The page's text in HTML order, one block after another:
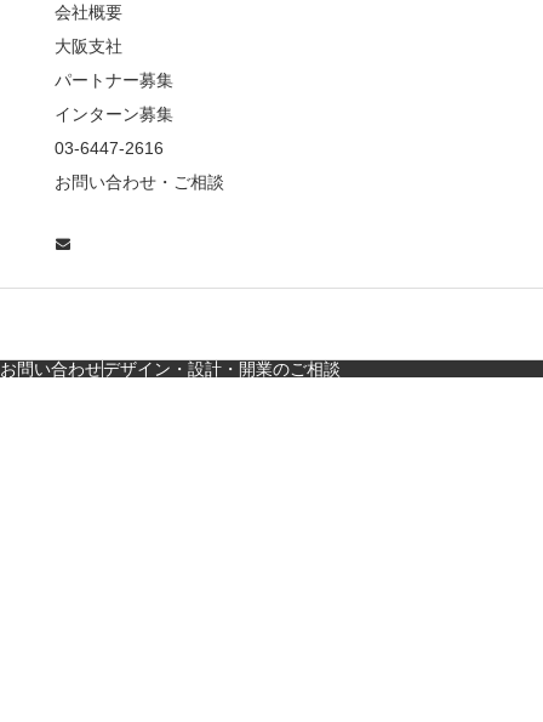
な店舗デザイン
料理・個室の距離感か
会社概要
大阪支社
パートナー募集
インターン募集
03-6447-2616
お問い合わせ・ご相談
お問い合わせデザイン・設計・開業のご相談